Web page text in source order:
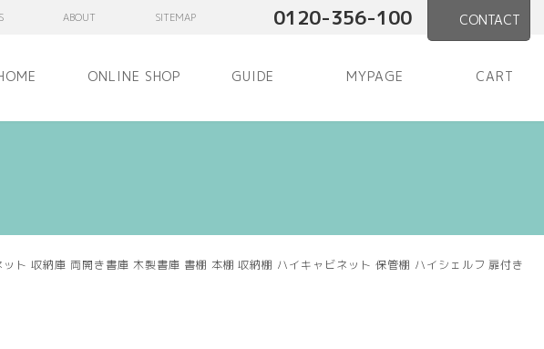
ABOUT SITEMAP 0120-356-100 CONTACT
ONLINE SHOP GUIDE MYPAGE CART
収納庫 両開き書庫 木製書庫 書棚 本棚 収納棚 ハイキャビネット 保管棚 ハイシェルフ 扉付き